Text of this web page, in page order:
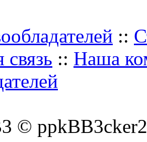
::
связь :: Наша
©